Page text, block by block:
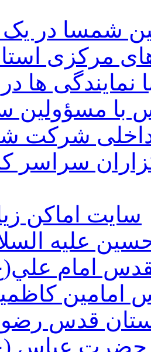
شمسا در یک
مرکزی
نمایندگی ها
با مسؤولین
شرکت
سراسر
سایت اماکن
عليه
امام
امامين
قدس
حضرت عباس